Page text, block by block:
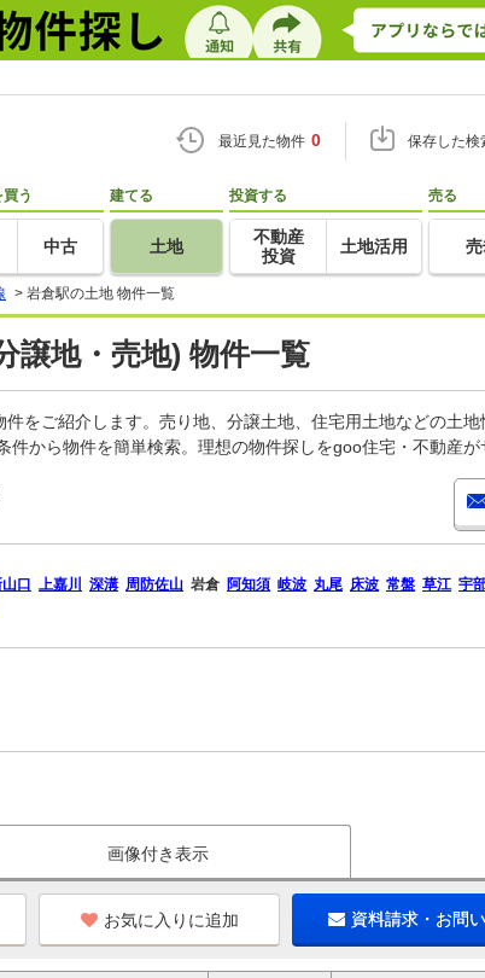
最近見た物件 0 保存した検
う
中古
建てる
土地
投資する
不動産
投資
土地活用
売る
> 岩倉駅の土地 物件一覧
譲地・売地) 物件一覧
をご紹介します。売り地、分譲土地、住宅用土地などの土
から物件を簡単検索。理想の物件探しをgoo住宅・不動産が
口 上嘉川 深溝 周防佐山 岩倉 阿知須 岐波 丸尾 床波 常盤 草江 宇
画像付き表示
お気に入りに追加 資料請求・お問